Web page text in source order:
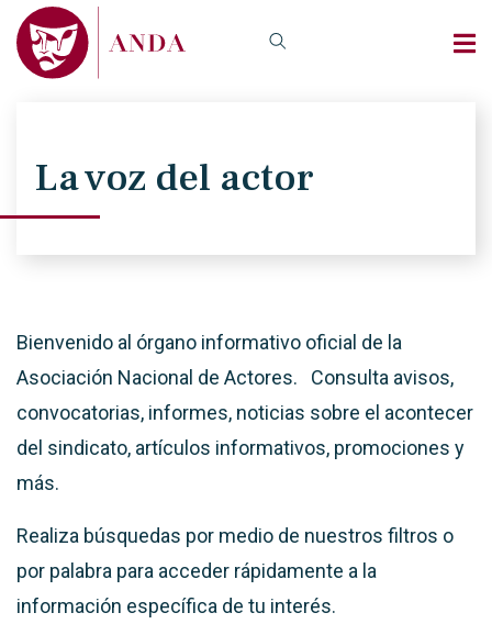
La voz del actor
Bienvenido al órgano informativo oficial de la
Asociación Nacional de Actores. Consulta avisos,
convocatorias, informes, noticias sobre el acontecer
del sindicato, artículos informativos, promociones y
más.
Realiza búsquedas por medio de nuestros filtros o
por palabra para acceder rápidamente a la
información específica de tu interés.